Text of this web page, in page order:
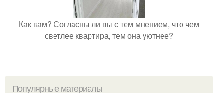
Как вам? Согласны ли вы с тем мнением, что чем
светлее квартира, тем она уютнее?
Популярные материалы